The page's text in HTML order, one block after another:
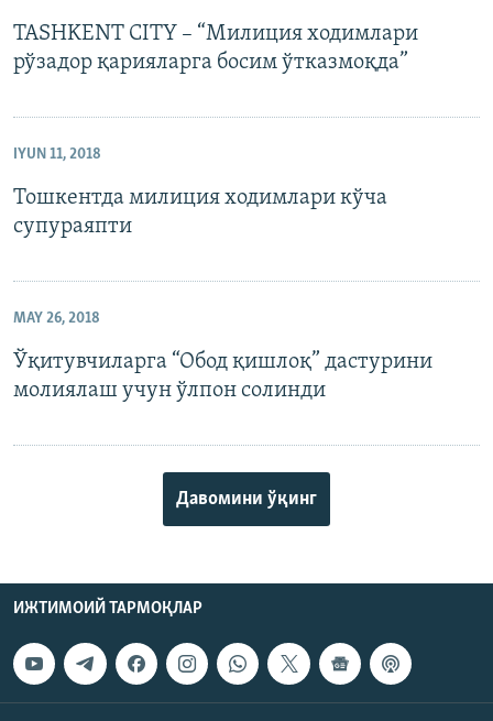
TASHKENT CITY – “Милиция ходимлари
рўзадор қарияларга босим ўтказмоқда”
IYUN 11, 2018
Тошкентда милиция ходимлари кўча
супураяпти
MAY 26, 2018
Ўқитувчиларга “Обод қишлоқ” дастурини
молиялаш учун ўлпон солинди
Давомини ўқинг
ИЖТИМОИЙ ТАРМОҚЛАР